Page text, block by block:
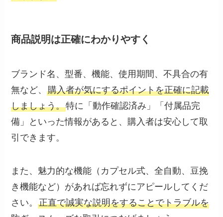
商品説明は正確にわかりやすく
ブランド名、型番、機能、使用期間、不具合の有
無など、購入者が気にするポイントを正確に記載
しましょう。特に「動作確認済み」「付属品完
備」といった情報があると、購入者は安心して取
引できます。
また、魅力的な機能（カプセル式、全自動、豆挽
き機能など）があれば忘れずにアピールしてくだ
さい。正直で誠実な説明をすることでトラブルを